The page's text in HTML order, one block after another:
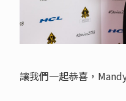
讓我們一起恭喜，Mandy